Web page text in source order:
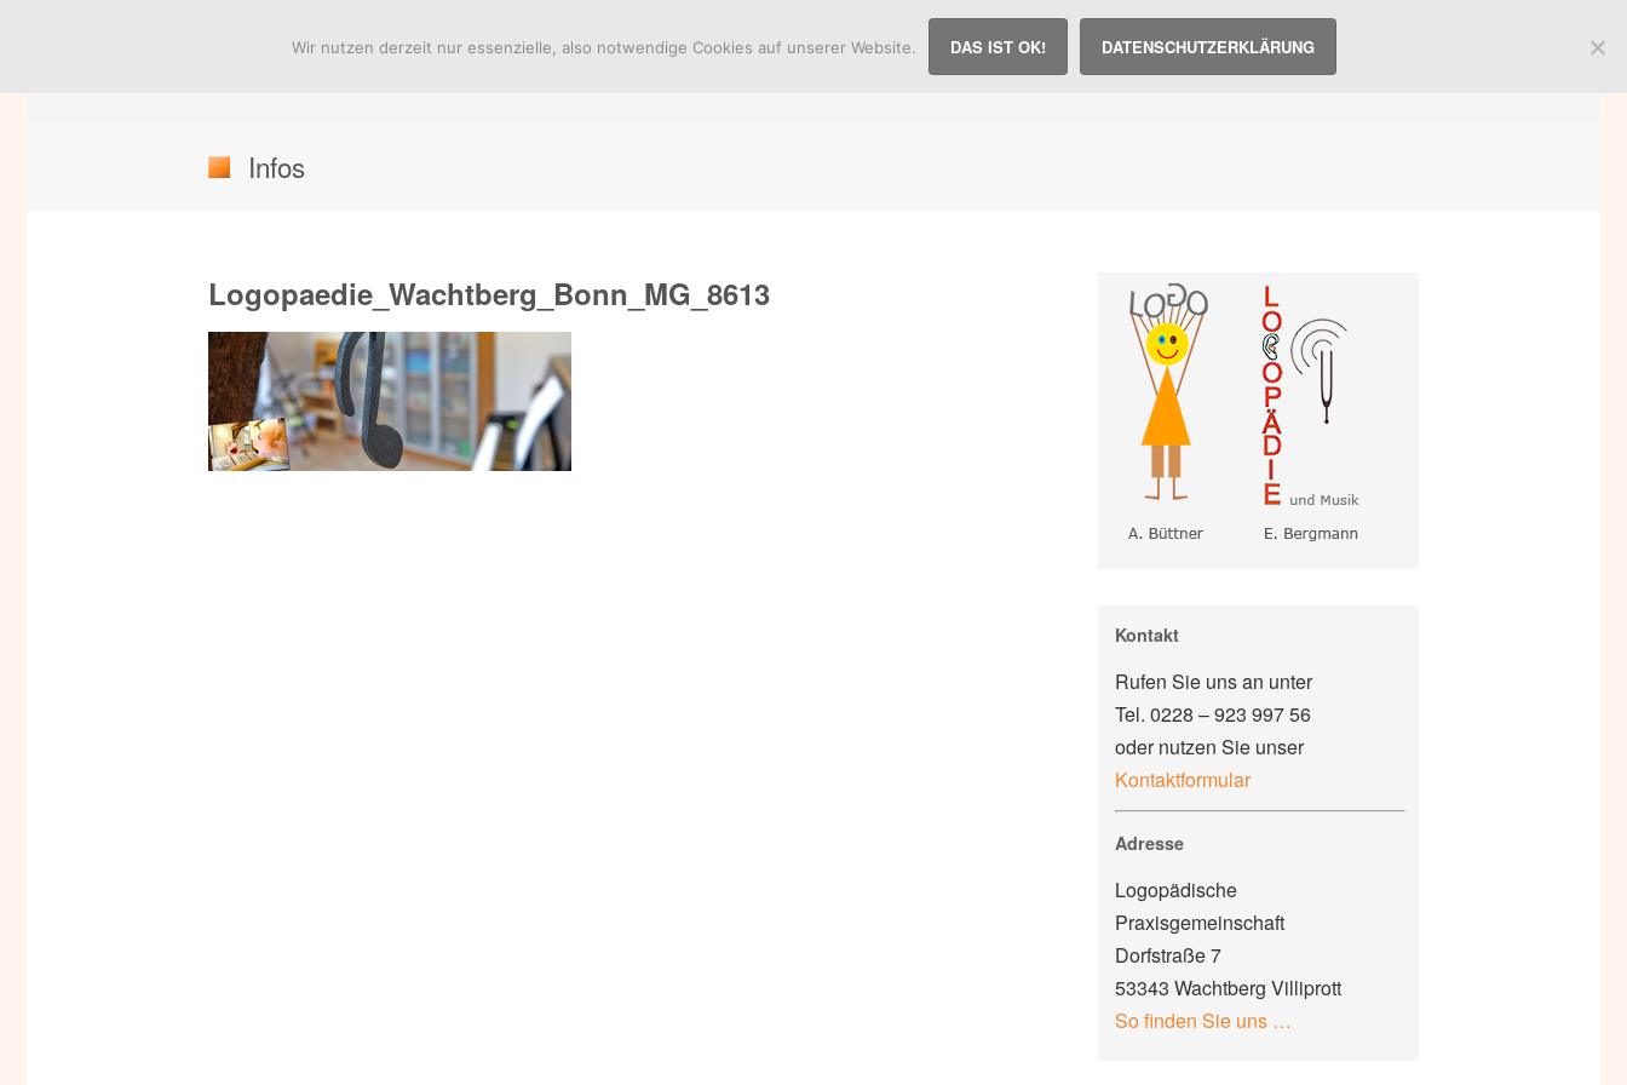
Praxis für Logopädie Therapie Stimme & Gesang Team Infos Kontakt
Infos
Logopaedie_Wachtberg_Bonn_MG_8613
Kontakt
Rufen Sie uns an unter
Tel. 0228 – 923 997 56
oder nutzen Sie unser
Kontaktformular
Adresse
Logopädische
Praxisgemeinschaft
Dorfstraße 7
53343 Wachtberg Villiprott
So finden Sie uns …
Wir nutzen derzeit nur essenzielle, also notwendige Cookies auf unserer Website. DAS IST OK! DATENSCHUTZERKLÄRUNG